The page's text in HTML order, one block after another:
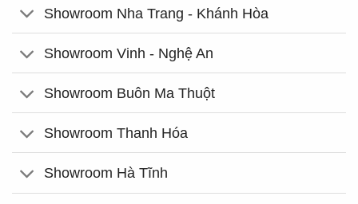
Showroom Nha Trang - Khánh Hòa
Showroom Vinh - Nghệ An
Showroom Buôn Ma Thuột
Showroom Thanh Hóa
Showroom Hà Tĩnh